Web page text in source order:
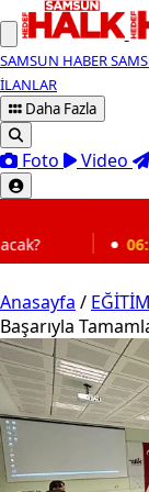
SAMSUN HABER
İLANLAR
Daha Fazla
Foto Video
Samsun'un
Anasayfa / EĞİTİM
Başarıyla